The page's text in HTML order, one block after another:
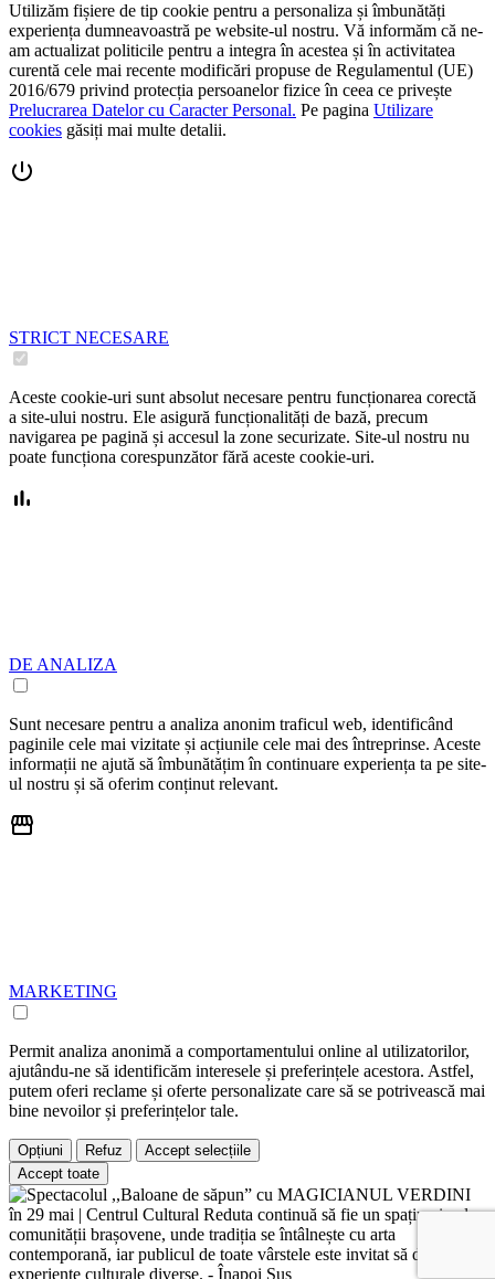
Utilizăm fișiere de tip cookie pentru a personaliza și îmbunătăți
experiența dumneavoastră pe website-ul nostru. Vă informăm că ne-
am actualizat politicile pentru a integra în acestea și în activitatea
curentă cele mai recente modificări propuse de Regulamentul (UE)
2016/679 privind protecția persoanelor fizice în ceea ce privește
Prelucrarea Datelor cu Caracter Personal. Pe pagina Utilizare
cookies găsiți mai multe detalii.
STRICT NECESARE
Aceste cookie-uri sunt absolut necesare pentru funcționarea corectă
a site-ului nostru. Ele asigură funcționalități de bază, precum
navigarea pe pagină și accesul la zone securizate. Site-ul nostru nu
poate funcționa corespunzător fără aceste cookie-uri.
DE ANALIZA
Sunt necesare pentru a analiza anonim traficul web, identificând
paginile cele mai vizitate și acțiunile cele mai des întreprinse. Aceste
informații ne ajută să îmbunătățim în continuare experiența ta pe site-
ul nostru și să oferim conținut relevant.
MARKETING
Permit analiza anonimă a comportamentului online al utilizatorilor,
ajutându-ne să identificăm interesele și preferințele acestora. Astfel,
putem oferi reclame și oferte personalizate care să se potrivească mai
bine nevoilor și preferințelor tale.
Opțiuni Refuz
Accept selecțiile
Accept toate